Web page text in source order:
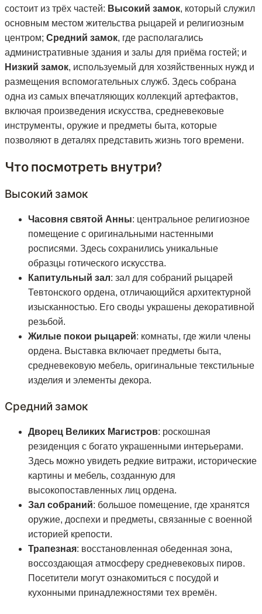
состоит из трёх частей: Высокий замок, который служил
основным местом жительства рыцарей и религиозным
центром; Средний замок, где располагались
административные здания и залы для приёма гостей; и
Низкий замок, используемый для хозяйственных нужд и
размещения вспомогательных служб. Здесь собрана
одна из самых впечатляющих коллекций артефактов,
включая произведения искусства, средневековые
инструменты, оружие и предметы быта, которые
позволяют в деталях представить жизнь того времени.
Что посмотреть внутри?
Высокий замок
Часовня святой Анны: центральное религиозное
помещение с оригинальными настенными
росписями. Здесь сохранились уникальные
образцы готического искусства.
Капитульный зал: зал для собраний рыцарей
Тевтонского ордена, отличающийся архитектурной
изысканностью. Его своды украшены декоративной
резьбой.
Жилые покои рыцарей: комнаты, где жили члены
ордена. Выставка включает предметы быта,
средневековую мебель, оригинальные текстильные
изделия и элементы декора.
Средний замок
Дворец Великих Магистров: роскошная
резиденция с богато украшенными интерьерами.
Здесь можно увидеть редкие витражи, исторические
картины и мебель, созданную для
высокопоставленных лиц ордена.
Зал собраний: большое помещение, где хранятся
оружие, доспехи и предметы, связанные с военной
историей крепости.
Трапезная: восстановленная обеденная зона,
воссоздающая атмосферу средневековых пиров.
Посетители могут ознакомиться с посудой и
кухонными принадлежностями тех времён.